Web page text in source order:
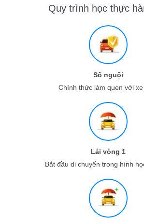
Quy trình học thực
Số nguội
Chính thức làm quen với xe
Lái vòng 1
Bắt đầu di chuyển trong hình